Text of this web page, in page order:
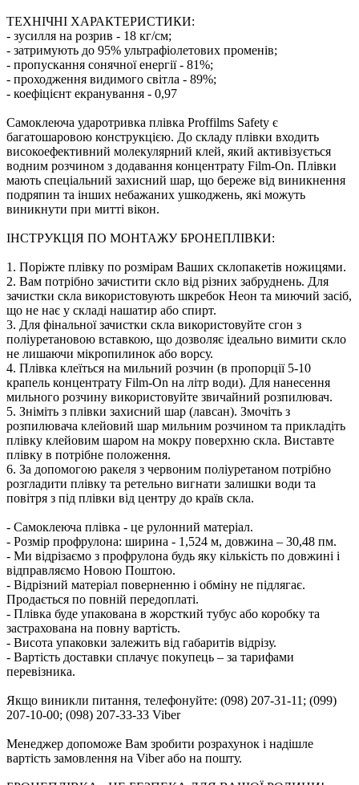
ТЕХНІЧНІ ХАРАКТЕРИСТИКИ:
- зусилля на розрив - 18 кг/см;
- затримують до 95% ультрафіолетових променів;
- пропускання сонячної енергії - 81%;
- проходження видимого світла - 89%;
- коефіцієнт екранування - 0,97
Самоклеюча ударотривка плівка Proffilms Safety є
багатошаровою конструкцією. До складу плівки входить
високоефективний молекулярний клей, який активізується
водним розчином з додавання концентрату Film-On. Плівки
мають спеціальний захисний шар, що береже від виникнення
подряпин та інших небажаних ушкоджень, які можуть
виникнути при митті вікон.
ІНСТРУКЦІЯ ПО МОНТАЖУ БРОНЕПЛІВКИ:
1. Поріжте плівку по розмірам Ваших склопакетів ножицями.
2. Вам потрібно зачистити скло від різних забруднень. Для
зачистки скла використовують шкребок Неон та миючий засіб,
що не нає у складі нашатир або спирт.
3. Для фінальної зачистки скла використовуйте сгон з
поліуретановою вставкою, що дозволяє ідеально вимити скло
не лишаючи мікропилинок або ворсу.
4. Плівка клеїться на мильний розчин (в пропорції 5-10
крапель концентрату Film-On на літр води). Для нанесення
мильного розчину використовуйте звичайний розпилювач.
5. Зніміть з плівки захисний шар (лавсан). Змочіть з
розпилювача клейовий шар мильним розчином та прикладіть
плівку клейовим шаром на мокру поверхню скла. Виставте
плівку в потрібне положення.
6. За допомогою ракеля з червоним поліуретаном потрібно
розгладити плівку та ретельно вигнати залишки води та
повітря з під плівки від центру до країв скла.
- Самоклеюча плівка - це рулонний матеріал.
- Розмір профрулона: ширина - 1,524 м, довжина – 30,48 пм.
- Ми відрізаємо з профрулона будь яку кількість по довжині і
відправляємо Новою Поштою.
- Відрізний матеріал поверненню і обміну не підлягає.
Продається по повній передоплаті.
- Плівка буде упакована в жорсткий тубус або коробку та
застрахована на повну вартість.
- Висота упаковки залежить від габаритів відрізу.
- Вартість доставки сплачує покупець – за тарифами
перевізника.
Якщо виникли питання, телефонуйте: (098) 207-31-11; (099)
207-10-00; (098) 207-33-33 Viber
Менеджер допоможе Вам зробити розрахунок і надішле
вартість замовлення на Viber або на пошту.